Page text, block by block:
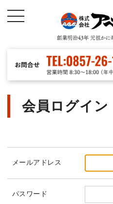
会員ログイン
メールアドレス
パスワード